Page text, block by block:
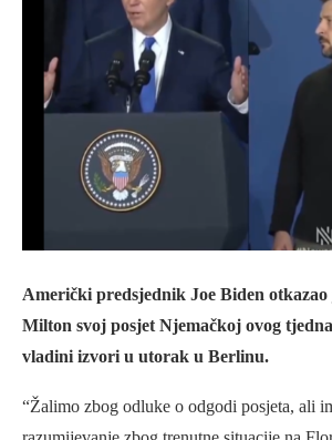
Američki predsjednik Joe Biden otkazao
Milton svoj posjet Njemačkoj ovog
vladini izvori u utorak u Berlinu.
“Žalimo zbog odluke o odgodi posjeta, ali